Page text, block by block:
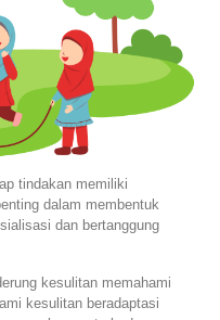
tindakan memiliki
dalam membentuk
dan bertanggung
kesulitan memahami
kesulitan beradaptasi